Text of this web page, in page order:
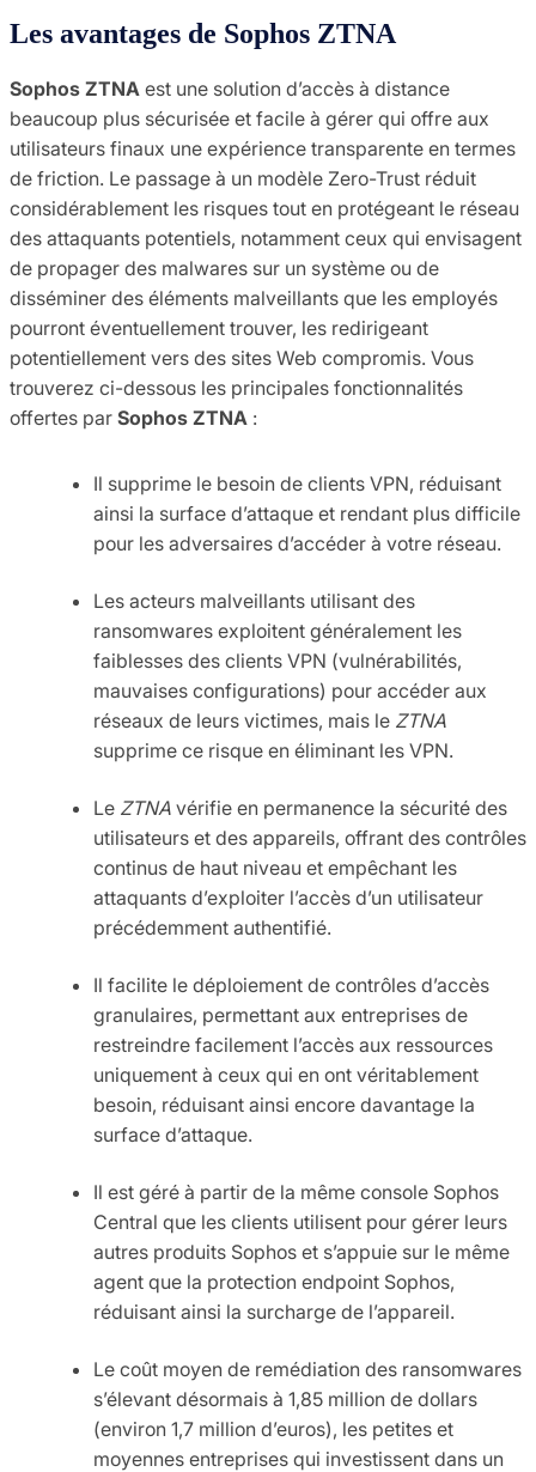
Les avantages de Sophos ZTNA
Sophos ZTNA est une solution d’accès à distance
beaucoup plus sécurisée et facile à gérer qui offre aux
utilisateurs finaux une expérience transparente en termes
de friction. Le passage à un modèle Zero-Trust réduit
considérablement les risques tout en protégeant le réseau
des attaquants potentiels, notamment ceux qui envisagent
de propager des malwares sur un système ou de
disséminer des éléments malveillants que les employés
pourront éventuellement trouver, les redirigeant
potentiellement vers des sites Web compromis. Vous
trouverez ci-dessous les principales fonctionnalités
offertes par Sophos ZTNA :
Il supprime le besoin de clients VPN, réduisant
ainsi la surface d’attaque et rendant plus difficile
pour les adversaires d’accéder à votre réseau.
Les acteurs malveillants utilisant des
ransomwares exploitent généralement les
faiblesses des clients VPN (vulnérabilités,
mauvaises configurations) pour accéder aux
réseaux de leurs victimes, mais le ZTNA
supprime ce risque en éliminant les VPN.
Le ZTNA vérifie en permanence la sécurité des
utilisateurs et des appareils, offrant des contrôles
continus de haut niveau et empêchant les
attaquants d’exploiter l’accès d’un utilisateur
précédemment authentifié.
Il facilite le déploiement de contrôles d’accès
granulaires, permettant aux entreprises de
restreindre facilement l’accès aux ressources
uniquement à ceux qui en ont véritablement
besoin, réduisant ainsi encore davantage la
surface d’attaque.
Il est géré à partir de la même console Sophos
Central que les clients utilisent pour gérer leurs
autres produits Sophos et s’appuie sur le même
agent que la protection endpoint Sophos,
réduisant ainsi la surcharge de l’appareil.
Le coût moyen de remédiation des ransomwares
s’élevant désormais à 1,85 million de dollars
(environ 1,7 million d’euros), les petites et
moyennes entreprises qui investissent dans un